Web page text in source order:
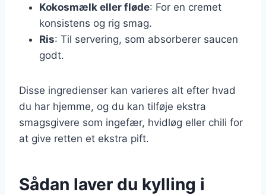
Kokosmælk eller fløde: For en cremet
konsistens og rig smag.
Ris: Til servering, som absorberer saucen
godt.
Disse ingredienser kan varieres alt efter hvad
du har hjemme, og du kan tilføje ekstra
smagsgivere som ingefær, hvidløg eller chili for
at give retten et ekstra pift.
Sådan laver du kylling i